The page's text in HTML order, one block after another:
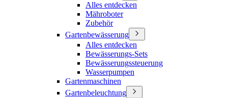
Alles entdecken
Mähroboter
Zubehör
Gartenbewässerung
Alles entdecken
Bewässerungs-Sets
Bewässerungssteuerung
Wasserpumpen
Gartenmaschinen
Gartenbeleuchtung